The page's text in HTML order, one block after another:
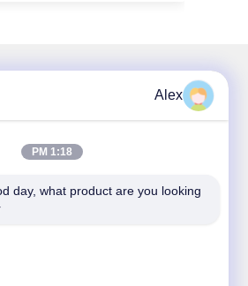
Alex
1:18 PM
day, what product are you looking